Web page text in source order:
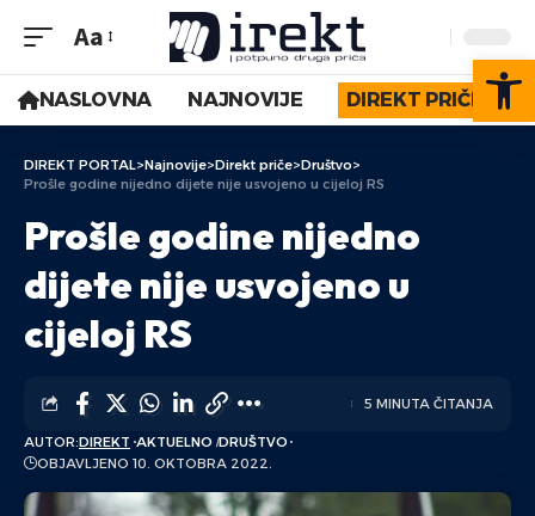
Aa
NASLOVNA NAJNOVIJE DIREKT PRIČE
DIREKT PORTAL>Najnovije>Direkt priče>Društvo>
Prošle godine nijedno dijete nije usvojeno u cijeloj RS
Prošle godine nijedno
dijete nije usvojeno u
cijeloj RS
AUTOR:DIREKT AKTUELNO DRUŠTVO
OBJAVLJENO 10. OKTOBRA 2022.
5 MINUTA ČITANJA